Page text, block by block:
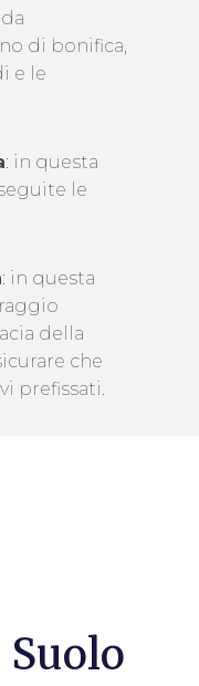
di bonifica,
e le
: in questa
le
: in questa
della
che
prefissati.